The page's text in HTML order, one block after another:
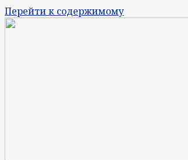
Перейти к содержимому